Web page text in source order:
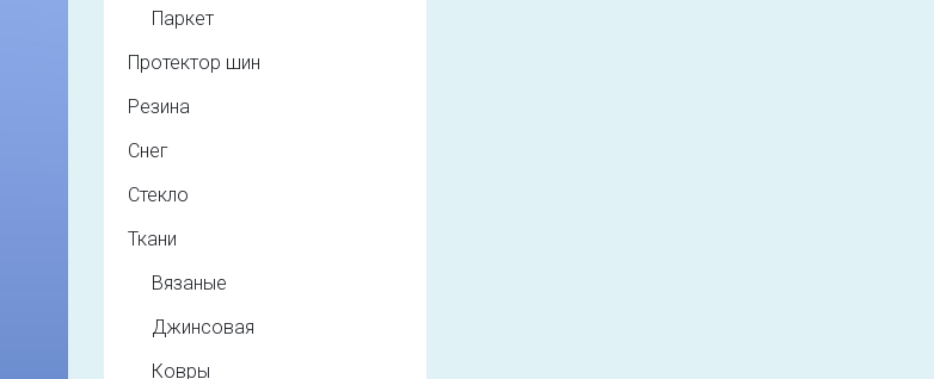
Паркет
Протектор шин
Резина
Снег
Стекло
Ткани
Вязаные
Джинсовая
Ковры